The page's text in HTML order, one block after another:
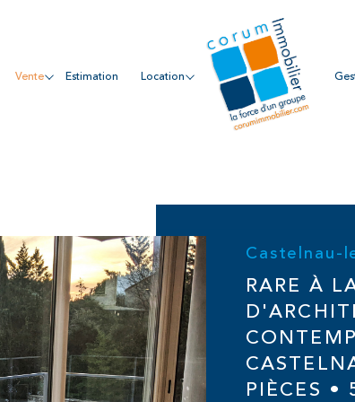
vente estimation location
en Occitanie
RARE À
PIÈCES •